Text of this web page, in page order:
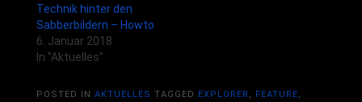
Technik hinter den
Sabberbildern – Howto
6. Januar 2018
In "Aktuelles"
POSTED IN AKTUELLES TAGGED EXPLORER , FEATURE,